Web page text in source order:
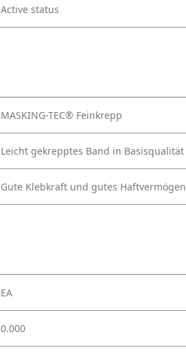
Active status
MASKING-TEC® Feinkrepp
Leicht gekrepptes Band in Basisqualität
Gute Klebkraft und gutes Haftvermögen
EA
0.000